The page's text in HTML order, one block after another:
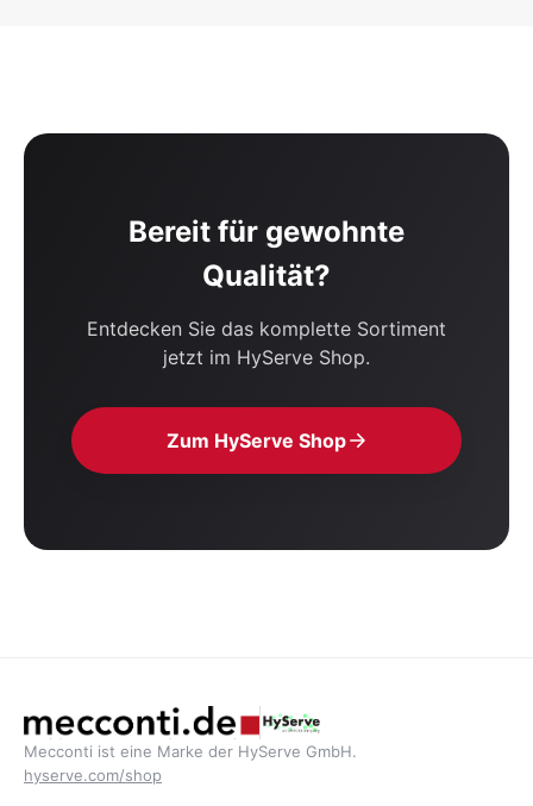
Bereit für gewohnte
Qualität?
Entdecken Sie das komplette Sortiment
jetzt im HyServe Shop.
Zum HyServe Shop
Mecconti ist eine Marke der HyServe GmbH.
hyserve.com/shop